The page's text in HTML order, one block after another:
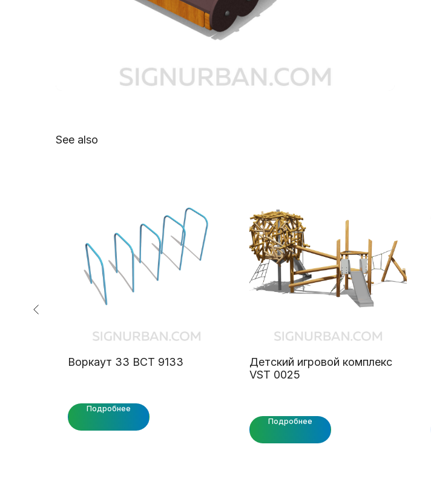
See also
Воркаут 33 ВСТ 9133
Подробнее
Детский игровой комплекс
VST 0025
Подробнее